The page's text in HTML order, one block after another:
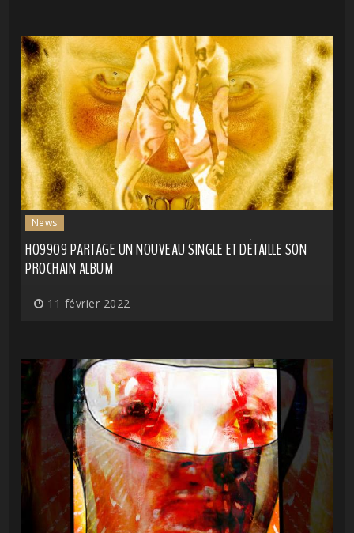
News
HO99O9 PARTAGE UN NOUVEAU SINGLE ET DÉTAILLE SON
PROCHAIN ALBUM
11 février 2022